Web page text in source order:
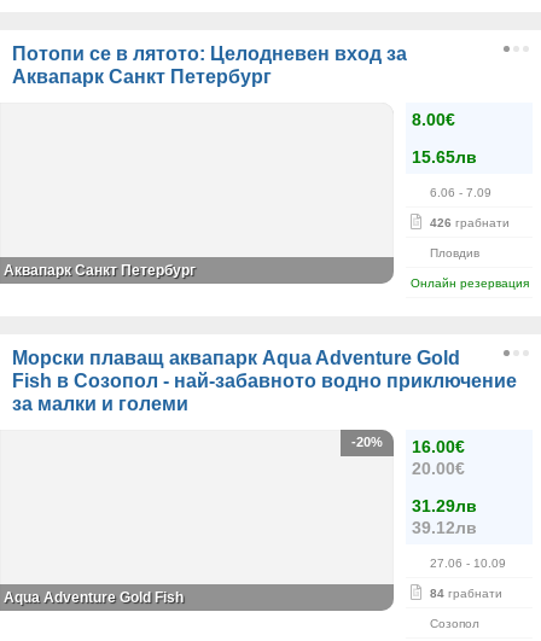
Потопи се в лятото: Целодневен вход за
Аквапарк Санкт Петербург
8.00€
15.65лв
6.06 - 7.09
426 грабнати
Пловдив
Онлайн резервация
Аквапарк Санкт Петербург
Морски плаващ аквапарк Aqua Adventure Gold
Fish в Созопол - най-забавното водно приключение
за малки и големи
16.00€
20.00€
31.29лв
39.12лв
27.06 - 10.09
84 грабнати
Созопол
-20%
Aqua Adventure Gold Fish